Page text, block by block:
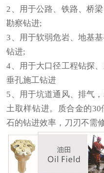
2、用于公路、铁路、桥
勘察钻进;
3、用于软弱危岩、地基
钻进;
4、用于大口径工程钻探
垂孔施工钻进
5、用于坑道通风、排气
土取样钻进。质合金的
石的钻进效率，刀刃不需修